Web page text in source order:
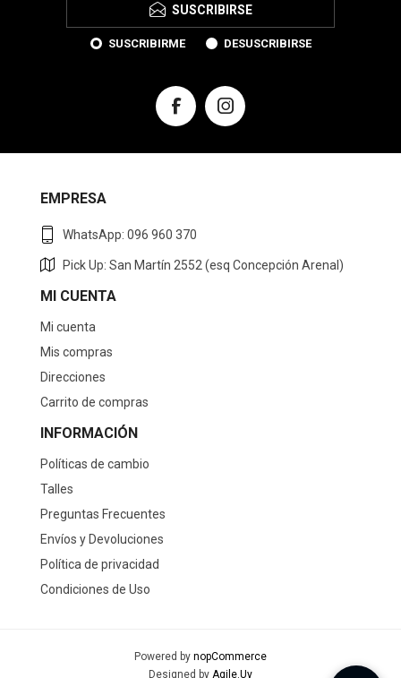
SUSCRIBIRSE
SUSCRIBIRME DESUSCRIBIRSE
EMPRESA
WhatsApp: 096 960 370
Pick Up: San Martín 2552 (esq Concepción Arenal)
MI CUENTA
Mi cuenta
Mis compras
Direcciones
Carrito de compras
INFORMACIÓN
Políticas de cambio
Talles
Preguntas Frecuentes
Envíos y Devoluciones
Política de privacidad
Condiciones de Uso
Powered by nopCommerce
Designed by Agile.Uy